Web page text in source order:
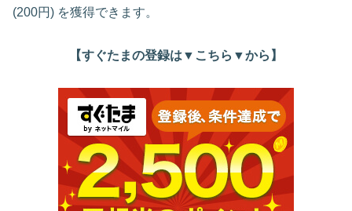
(200円) を獲得できます。
【すぐたまの登録は▼こちら▼から】